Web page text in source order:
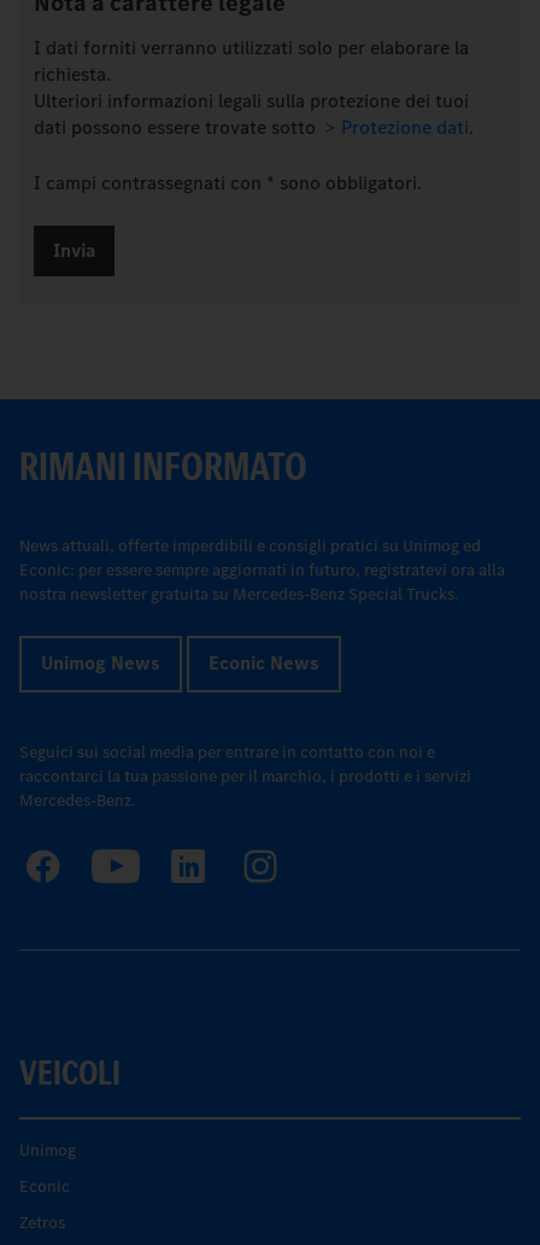
I dati forniti verranno utilizzati solo per elaborare la
richiesta.
Ulteriori informazioni legali sulla protezione dei tuoi
dati possono essere trovate sotto
Protezione dati.
I campi contrassegnati con * sono obbligatori.
RIMANI INFORMATO
News attuali, offerte imperdibili e consigli pratici su Unimog ed
Econic: per essere sempre aggiornati in futuro, registratevi ora alla
nostra newsletter gratuita su Mercedes-Benz Special Trucks.
Unimog News Econic News
Seguici sui social media per entrare in contatto con noi e
raccontarci la tua passione per il marchio, i prodotti e i servizi
Mercedes-Benz.
VEICOLI
Unimog
Econic
Zetros